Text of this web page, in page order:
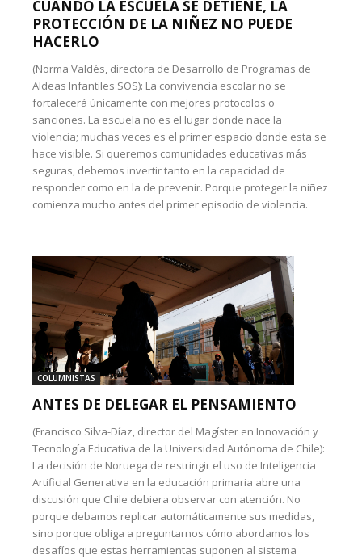
CUANDO LA ESCUELA SE DETIENE, LA
PROTECCIÓN DE LA NIÑEZ NO PUEDE
HACERLO
(Norma Valdés, directora de Desarrollo de Programas de
Aldeas Infantiles SOS): La convivencia escolar no se
fortalecerá únicamente con mejores protocolos o
sanciones. La escuela no es el lugar donde nace la
violencia; muchas veces es el primer espacio donde esta se
hace visible. Si queremos comunidades educativas más
seguras, debemos invertir tanto en la capacidad de
responder como en la de prevenir. Porque proteger la niñez
comienza mucho antes del primer episodio de violencia.
COLUMNISTAS
ANTES DE DELEGAR EL PENSAMIENTO
(Francisco Silva-Díaz, director del Magíster en Innovación y
Tecnología Educativa de la Universidad Autónoma de Chile):
La decisión de Noruega de restringir el uso de Inteligencia
Artificial Generativa en la educación primaria abre una
discusión que Chile debiera observar con atención. No
porque debamos replicar automáticamente sus medidas,
sino porque obliga a preguntarnos cómo abordamos los
desafíos que estas herramientas suponen al sistema